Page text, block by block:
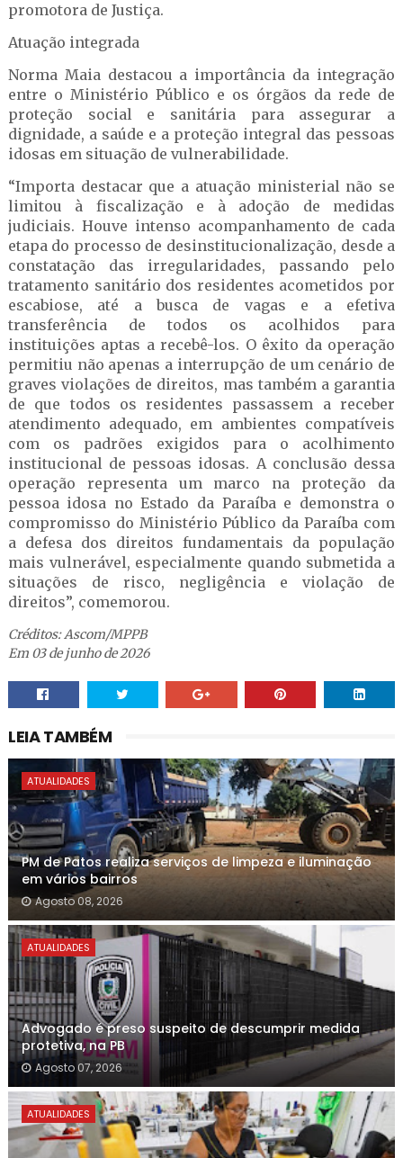
promotora de Justiça.
Atuação integrada
Norma Maia destacou a importância da integração
entre o Ministério Público e os órgãos da rede de
proteção social e sanitária para assegurar a
dignidade, a saúde e a proteção integral das pessoas
idosas em situação de vulnerabilidade.
“Importa destacar que a atuação ministerial não se
limitou à fiscalização e à adoção de medidas
judiciais. Houve intenso acompanhamento de cada
etapa do processo de desinstitucionalização, desde a
constatação das irregularidades, passando pelo
tratamento sanitário dos residentes acometidos por
escabiose, até a busca de vagas e a efetiva
transferência de todos os acolhidos para
instituições aptas a recebê-los. O êxito da operação
permitiu não apenas a interrupção de um cenário de
graves violações de direitos, mas também a garantia
de que todos os residentes passassem a receber
atendimento adequado, em ambientes compatíveis
com os padrões exigidos para o acolhimento
institucional de pessoas idosas. A conclusão dessa
operação representa um marco na proteção da
pessoa idosa no Estado da Paraíba e demonstra o
compromisso do Ministério Público da Paraíba com
a defesa dos direitos fundamentais da população
mais vulnerável, especialmente quando submetida a
situações de risco, negligência e violação de
direitos”, comemorou.
Créditos: Ascom/MPPB
Em 03 de junho de 2026
LEIA TAMBÉM
ATUALIDADES
PM de Patos realiza serviços de limpeza e iluminação
em vários bairros
Agosto 08, 2026
ATUALIDADES
Advogado é preso suspeito de descumprir medida
protetiva, na PB
Agosto 07, 2026
ATUALIDADES